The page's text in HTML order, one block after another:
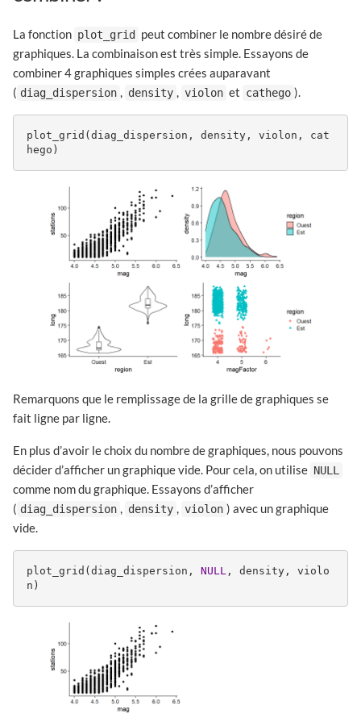
La fonction plot_grid
peut combiner le nombre désiré de
graphiques. La combinaison est très simple. Essayons de
combiner 4 graphiques simples crées auparavant
( diag_dispersion , density , violon et cathego ).
plot_grid(diag_dispersion, density, violon, cat
hego)
Remarquons que le remplissage de la grille de graphiques se
fait ligne par ligne.
En plus d’avoir le choix du nombre de graphiques, nous pouvons
décider d’afficher un graphique vide. Pour cela, on utilise NULL
comme nom du graphique. Essayons d’afficher
( diag_dispersion , density , violon ) avec un graphique
vide.
plot_grid(diag_dispersion, NULL , density, violo
n)